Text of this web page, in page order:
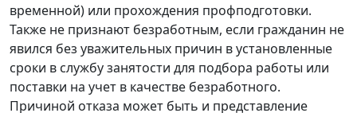
временной) или прохождения профподготовки.
Также не признают безработным, если гражданин не
явился без уважительных причин в установленные
сроки в службу занятости для подбора работы или
поставки на учет в качестве безработного.
Причиной отказа может быть и представление